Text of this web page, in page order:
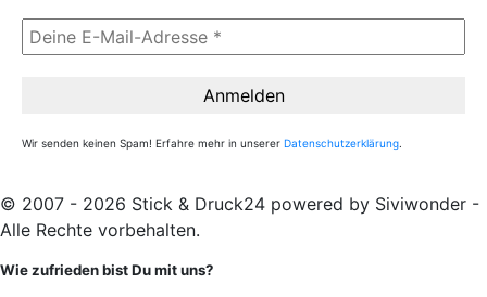
Wir senden keinen Spam! Erfahre mehr in unserer Datenschutzerklärung.
© 2007 - 2026 Stick & Druck24 powered by Siviwonder -
Alle Rechte vorbehalten.
Wie zufrieden bist Du mit uns?